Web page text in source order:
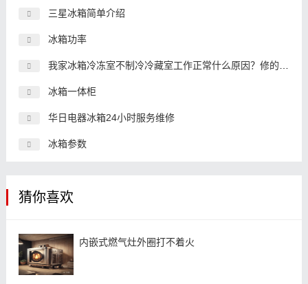
三星冰箱简单介绍
冰箱功率
我家冰箱冷冻室不制冷冷藏室工作正常什么原因？修的话大约多
冰箱一体柜
华日电器冰箱24小时服务维修
冰箱参数
猜你喜欢
内嵌式燃气灶外圈打不着火